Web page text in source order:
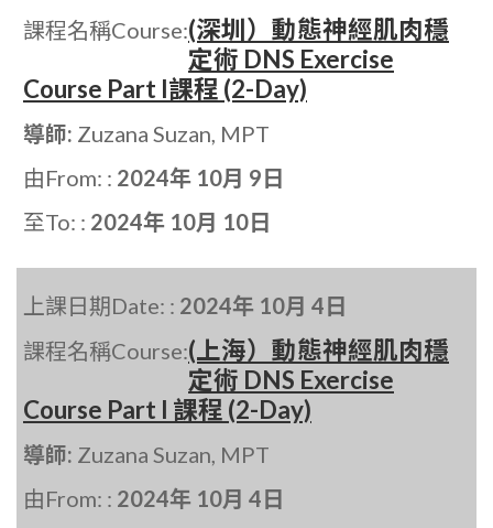
課程名稱Course:(深圳）動態神經肌肉穩
定術 DNS Exercise
Course Part I課程 (2-Day)
導師: Zuzana Suzan, MPT
由From: : 2024年 10月 9日
至To: : 2024年 10月 10日
上課日期Date: : 2024年 10月 4日
課程名稱Course:(上海）動態神經肌肉穩
定術 DNS Exercise
Course Part I 課程 (2-Day)
導師: Zuzana Suzan, MPT
由From: : 2024年 10月 4日